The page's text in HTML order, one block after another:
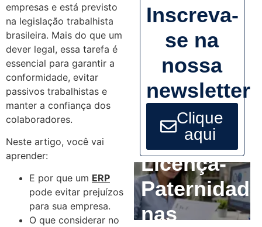
empresas e está previsto
na legislação trabalhista
brasileira. Mais do que um
dever legal, essa tarefa é
essencial para garantir a
conformidade, evitar
passivos trabalhistas e
manter a confiança dos
colaboradores.
Neste artigo, você vai
aprender:
E por que um ERP
pode evitar prejuízos
para sua empresa.
O que considerar no
Inscreva-
se na
nossa
newsletter
Clique
aqui
Licença-
Paternidade
nas